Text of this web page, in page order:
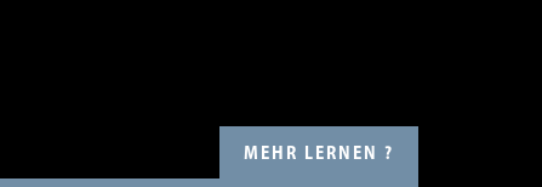
MEHR LERNEN ?